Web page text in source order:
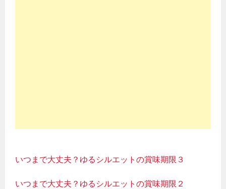
いつまで大丈夫？ゆるシルエットの賞味期限３
いつまで大丈夫？ゆるシルエットの賞味期限２